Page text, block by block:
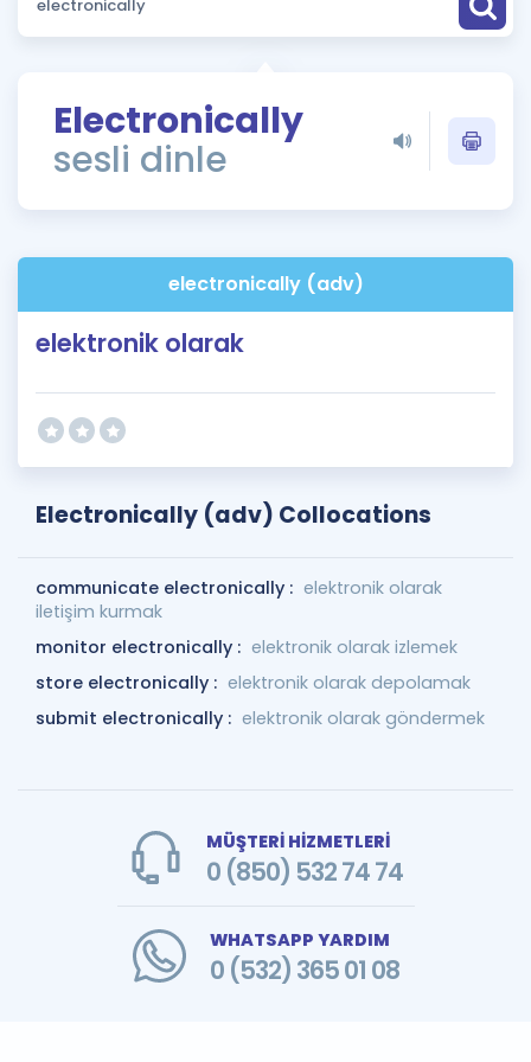
Puan Hesaplama
ÖSYM Sınav Takvimi
Kampanyalar
İngilizce Gramer
Electronically
sesli dinle
electronically (adv)
elektronik olarak
Electronically (adv) Collocations
communicate electronically : elektronik olarak
iletişim kurmak
monitor electronically : elektronik olarak izlemek
store electronically : elektronik olarak depolamak
submit electronically : elektronik olarak göndermek
MÜŞTERİ HİZMETLERİ
0 (850) 532 74 74
WHATSAPP YARDIM
0 (532) 365 01 08